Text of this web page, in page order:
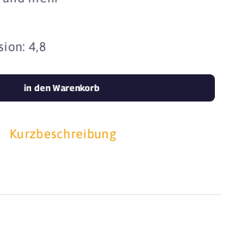
4,8
Kurzbeschreibung
in den Warenkorb